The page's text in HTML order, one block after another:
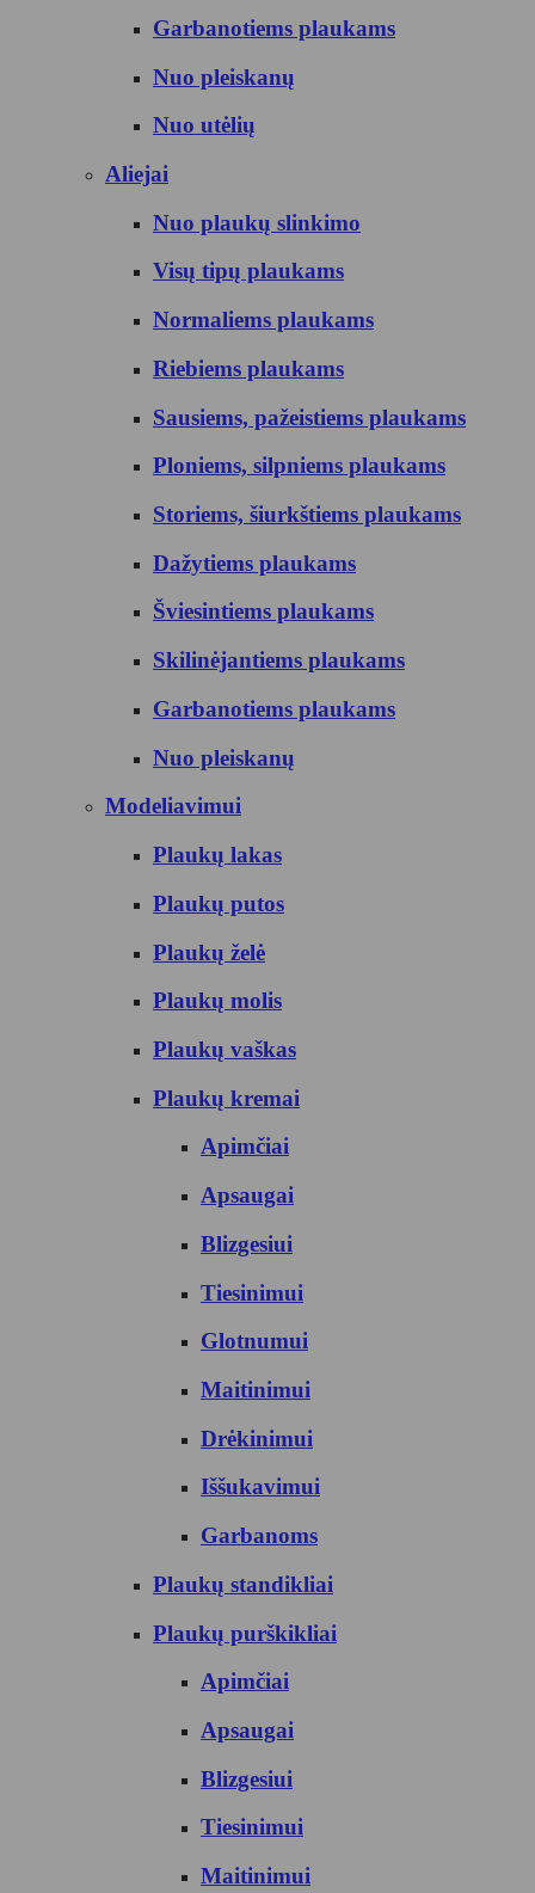
Garbanotiems plaukams
Nuo pleiskanų
Nuo utėlių
Aliejai
Nuo plaukų slinkimo
Visų tipų plaukams
Normaliems plaukams
Riebiems plaukams
Sausiems, pažeistiems plaukams
Ploniems, silpniems plaukams
Storiems, šiurkštiems plaukams
Dažytiems plaukams
Šviesintiems plaukams
Skilinėjantiems plaukams
Garbanotiems plaukams
Nuo pleiskanų
Modeliavimui
Plaukų lakas
Plaukų putos
Plaukų želė
Plaukų molis
Plaukų vaškas
Plaukų kremai
Apimčiai
Apsaugai
Blizgesiui
Tiesinimui
Glotnumui
Maitinimui
Drėkinimui
Iššukavimui
Garbanoms
Plaukų standikliai
Plaukų purškikliai
Apimčiai
Apsaugai
Blizgesiui
Tiesinimui
Maitinimui